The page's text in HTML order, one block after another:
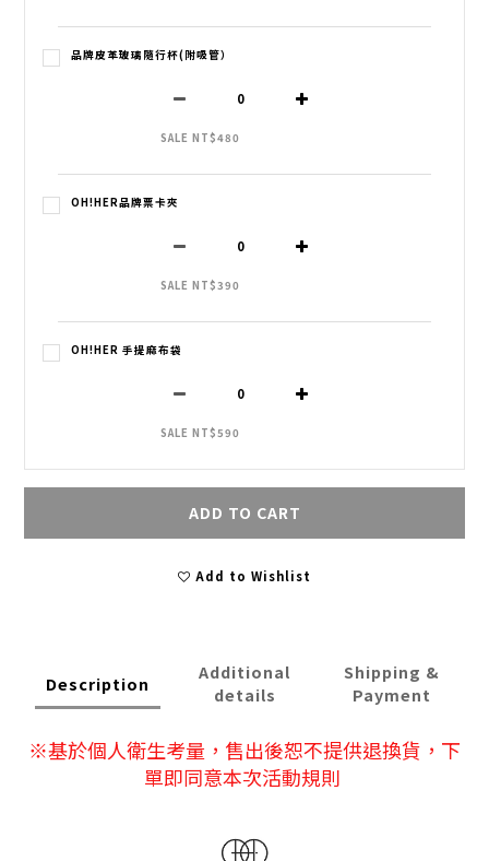
品牌皮革玻璃隨行杯(附吸管）
SALE NT$480
OH!HER品牌票卡夾
SALE NT$390
OH!HER 手提麻布袋
SALE NT$590
ADD TO CART
Add to Wishlist
Description
Additional
details
Shipping &
Payment
※基於個人衛生考量，售出後恕不提供退換貨 ，下
單即同意本次活動規則